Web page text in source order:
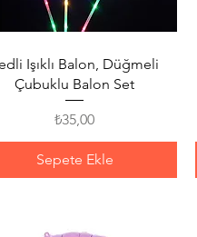
Hızlı Bakış
Işıklı Balon, Düğmeli
Çubuklu Balon Set
Fiyat
₺35,00
Sepete Ekle